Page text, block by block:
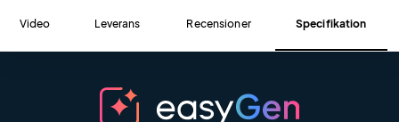
Video Leverans Recensioner Specifikation